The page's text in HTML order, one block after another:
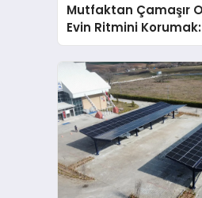
Mutfaktan Çamaşır
Evin Ritmini
Cihazlarında Dürüst
Destek Deneyimi